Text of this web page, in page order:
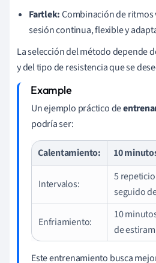
Fartlek:Combinación de
sesión continua, flexible y
La selección del método depende
y del tipo de resistencia que se
Un ejemplo práctico de
podría ser:
Calentamiento: 10
Intervalos:
5
seguido
Enfriamiento:
10
de
Este entrenamiento busca